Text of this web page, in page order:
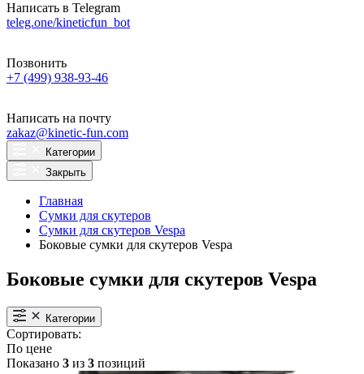
Написать в Telegram
teleg.one/kineticfun_bot
Позвонить
+7 (499) 938-93-46
Написать на почту
zakaz@kinetic-fun.com
Категории
Закрыть
Главная
Сумки для скутеров
Сумки для скутеров Vespa
Боковые сумки для скутеров Vespa
Боковые сумки для скутеров Vespa
Категории
Сортировать:
По цене
Показано 3 из 3 позиций